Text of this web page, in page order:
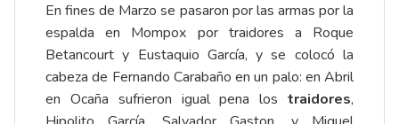
En fines de Marzo se pasaron por las armas por la
espalda en Mompox por traidores a Roque
Betancourt y Eustaquio García, y se colocó la
cabeza de Fernando Carabaño en un palo: en Abril
en Ocaña sufrieron igual pena los traidores,